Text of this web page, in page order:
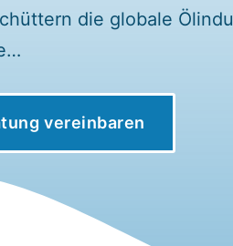
die globale
vereinbaren